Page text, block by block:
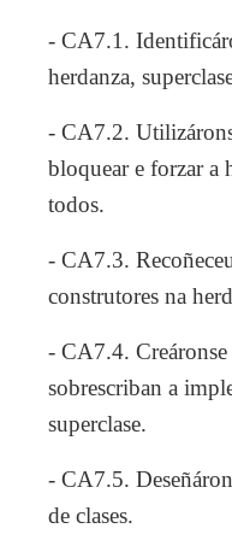
- CA7.1.
herdanza,
- CA7.2.
bloquear e forzar a
todos.
- CA7.3.
construtores na
- CA7.4. Creáronse
sobrescriban a
superclase.
- CA7.5.
de clases.